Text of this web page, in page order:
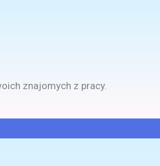
znajomych z pracy.